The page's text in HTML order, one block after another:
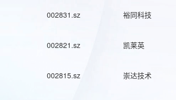
002831.sz 裕同科技
002821.sz 凯莱英
002815.sz 崇达技术